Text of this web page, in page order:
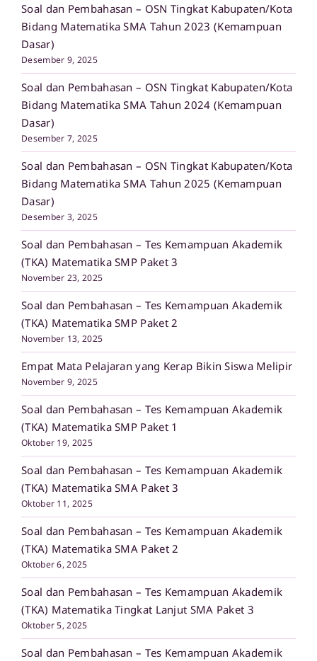
Soal dan Pembahasan – OSN Tingkat Kabupaten/Kota
Bidang Matematika SMA Tahun 2023 (Kemampuan
Dasar)
Desember 9, 2025
Soal dan Pembahasan – OSN Tingkat Kabupaten/Kota
Bidang Matematika SMA Tahun 2024 (Kemampuan
Dasar)
Desember 7, 2025
Soal dan Pembahasan – OSN Tingkat Kabupaten/Kota
Bidang Matematika SMA Tahun 2025 (Kemampuan
Dasar)
Desember 3, 2025
Soal dan Pembahasan – Tes Kemampuan Akademik
(TKA) Matematika SMP Paket 3
November 23, 2025
Soal dan Pembahasan – Tes Kemampuan Akademik
(TKA) Matematika SMP Paket 2
November 13, 2025
Empat Mata Pelajaran yang Kerap Bikin Siswa Melipir
November 9, 2025
Soal dan Pembahasan – Tes Kemampuan Akademik
(TKA) Matematika SMP Paket 1
Oktober 19, 2025
Soal dan Pembahasan – Tes Kemampuan Akademik
(TKA) Matematika SMA Paket 3
Oktober 11, 2025
Soal dan Pembahasan – Tes Kemampuan Akademik
(TKA) Matematika SMA Paket 2
Oktober 6, 2025
Soal dan Pembahasan – Tes Kemampuan Akademik
(TKA) Matematika Tingkat Lanjut SMA Paket 3
Oktober 5, 2025
Soal dan Pembahasan – Tes Kemampuan Akademik